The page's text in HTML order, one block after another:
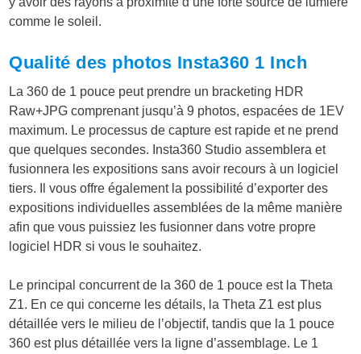
comme le soleil.
Qualité des photos Insta360 1 Inch
La 360 de 1 pouce peut prendre un bracketing HDR
Raw+JPG comprenant jusqu’à 9 photos, espacées de 1EV
maximum. Le processus de capture est rapide et ne prend
que quelques secondes. Insta360 Studio assemblera et
fusionnera les expositions sans avoir recours à un logiciel
tiers. Il vous offre également la possibilité d’exporter des
expositions individuelles assemblées de la même manière
afin que vous puissiez les fusionner dans votre propre
logiciel HDR si vous le souhaitez.
Le principal concurrent de la 360 de 1 pouce est la Theta
Z1. En ce qui concerne les détails, la Theta Z1 est plus
détaillée vers le milieu de l’objectif, tandis que la 1 pouce
360 est plus détaillée vers la ligne d’assemblage. Le 1